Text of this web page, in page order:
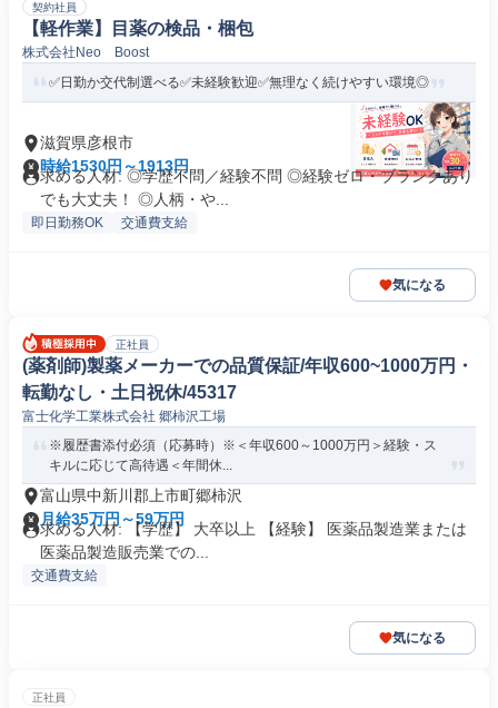
契約社員
【軽作業】目薬の検品・梱包
株式会社Neo Boost
✅日勤か交代制選べる✅未経験歓迎✅無理なく続けやすい環境◎
滋賀県彦根市
時給1530円～1913円
求める人材: ◎学歴不問／経験不問 ◎経験ゼロ・ブランクあり
でも大丈夫！ ◎人柄・や...
即日勤務OK 交通費支給
気になる
正社員
(薬剤師)製薬メーカーでの品質保証/年収600~1000万円・
転勤なし・土日祝休/45317
富士化学工業株式会社 郷柿沢工場
※履歴書添付必須（応募時）※＜年収600～1000万円＞経験・ス
キルに応じて高待遇＜年間休...
富山県中新川郡上市町郷柿沢
月給35万円～59万円
求める人材: 【学歴】 大卒以上 【経験】 医薬品製造業または
医薬品製造販売業での...
交通費支給
気になる
正社員